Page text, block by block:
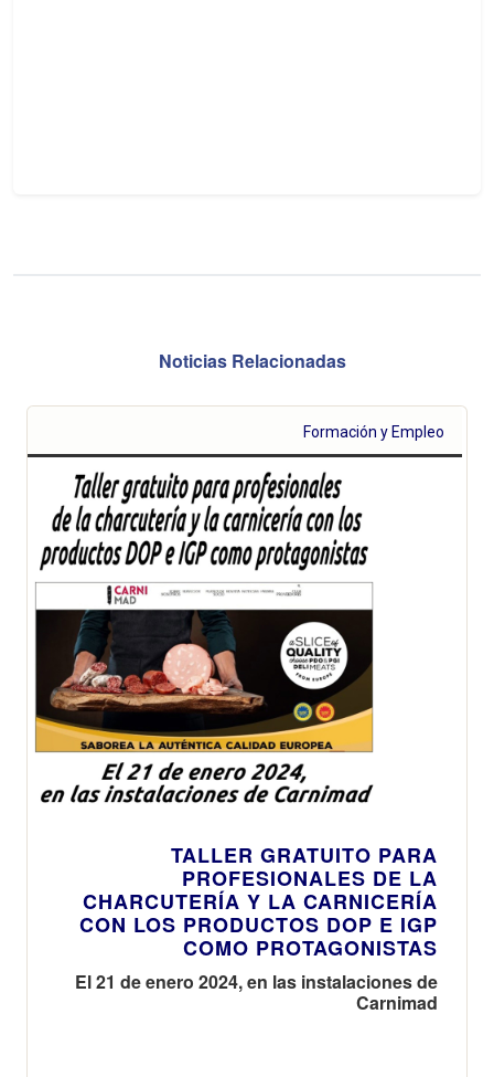
Noticias Relacionadas
Formación y Empleo
TALLER GRATUITO PARA
PROFESIONALES DE LA
CHARCUTERÍA Y LA CARNICERÍA
CON LOS PRODUCTOS DOP E IGP
COMO PROTAGONISTAS
El 21 de enero 2024, en las instalaciones de
Carnimad